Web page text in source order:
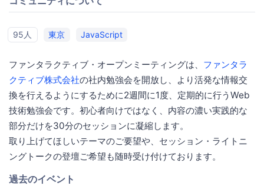
95人 東京 JavaScript
ファンタラクティブ・オープンミーティングは、 ファンタラ
クティブ株式会社の社内勉強会を開放し、より活発な情報交
換を行えるようにするために2週間に1度、定期的に行うWeb
技術勉強会です。初心者向けではなく、内容の濃い実践的な
部分だけを30分のセッションに凝縮します。
取り上げてほしいテーマのご要望や、セッション・ライトニ
ングトークの登壇ご希望も随時受け付けております。
過去のイベント